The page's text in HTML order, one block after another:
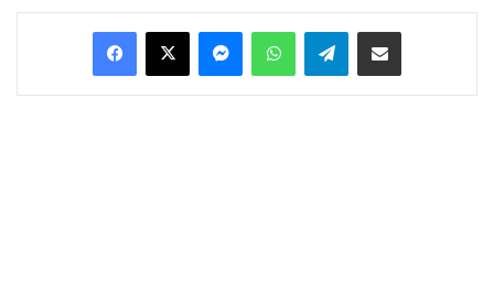
Facebook
X MessengerWhatsAppTelegramCondividi via Email